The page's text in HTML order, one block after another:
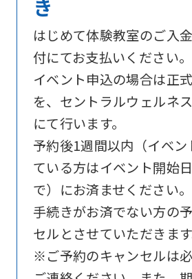
き
はじめて体験教室のご入
付にてお支払いください。
イベント申込の場合は正
を、セントラルウェルネ
にて行います。
予約後1週間以内（イベン
ている方はイベント開始
で）にお済ませください
手続きがお済でない方の
セルとさせていただきます
※ご予約のキャンセルは
is
into
Click
the
link